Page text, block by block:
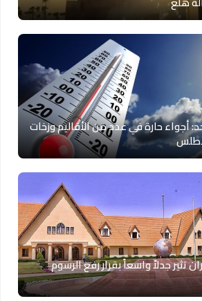
حارة في عدد من الأقاليم وزخات
تثير جدلاً واسعاً بقرار رفع الرسوم